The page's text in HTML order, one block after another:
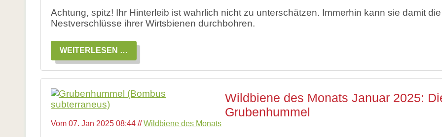
Achtung, spitz! Ihr Hinterleib ist wahrlich nicht zu unterschätzen. Immerhin kann sie damit die
Nestverschlüsse ihrer Wirtsbienen durchbohren.
WEITERLESEN …
DES
MONATS
FEBRUAR
2025:
DIE
STACHELTRAGENDE
Wildbiene des Monats Januar 2025:
Grubenhummel
Vom 07. Jan 2025 08:44 //Wildbiene des Monats